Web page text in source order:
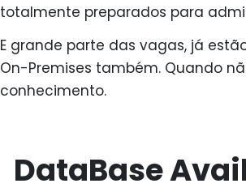
totalmente preparados para
E grande parte das vagas, já
On-Premises também. Quando
conhecimento.
DataBase